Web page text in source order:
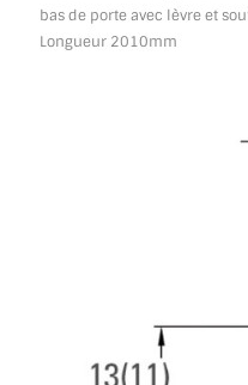
MON COMPTE / SE
TOUS LES TARIFS AU
INSPIRATIONS ET
bas de porte avec lèvre et
Longueur 2010mm